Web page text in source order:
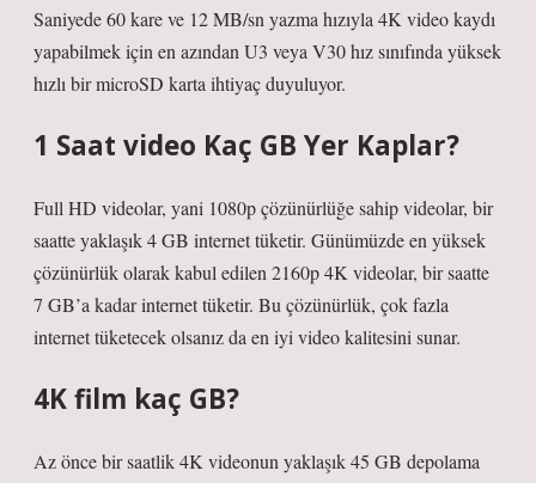
Saniyede 60 kare ve 12 MB/sn yazma hızıyla 4K video kaydı
yapabilmek için en azından U3 veya V30 hız sınıfında yüksek
hızlı bir microSD karta ihtiyaç duyuluyor.
1 Saat video Kaç GB Yer Kaplar?
Full HD videolar, yani 1080p çözünürlüğe sahip videolar, bir
saatte yaklaşık 4 GB internet tüketir. Günümüzde en yüksek
çözünürlük olarak kabul edilen 2160p 4K videolar, bir saatte
7 GB’a kadar internet tüketir. Bu çözünürlük, çok fazla
internet tüketecek olsanız da en iyi video kalitesini sunar.
4K film kaç GB?
Az önce bir saatlik 4K videonun yaklaşık 45 GB depolama